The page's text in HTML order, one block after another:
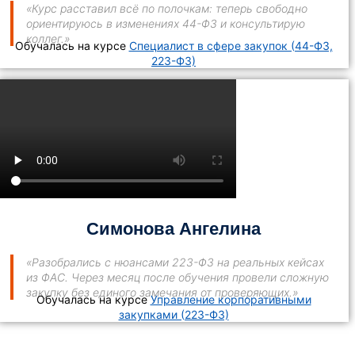
«Курс расставил всё по полочкам: теперь свободно
ориентируюсь в изменениях 44-ФЗ и консультирую
коллег.»
Обучалась на курсе Специалист в сфере закупок (44-ФЗ,
223-ФЗ)
Симонова Ангелина
«Разобрались с нюансами 223-ФЗ на реальных кейсах
из ФАС. Через месяц после обучения провели сложную
закупку без единого замечания от проверяющих.»
Обучалась на курсеУправление корпоративными
закупками (223-ФЗ)